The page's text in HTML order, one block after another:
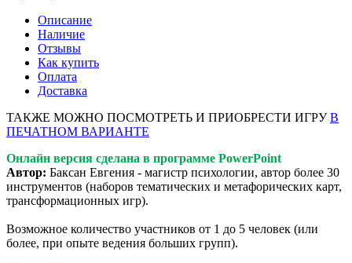
Описание
Наличие
Отзывы
Как купить
Оплата
Доставка
ТАКЖЕ МОЖНО ПОСМОТРЕТЬ И ПРИОБРЕСТИ ИГРУВ
ПЕЧАТНОМ ВАРИАНТЕ
Онлайн версия сделана в программе PowerPoint
Автор: Баксан Евгения - магистр психологии, автор более 30
инструментов (наборов тематических и метафорических карт,
трансформационных игр).
Возможное количество участников от 1 до 5 человек (или
более, при опыте ведения больших групп).